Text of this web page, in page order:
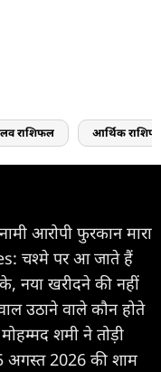
लव राशिफल आर्थिक
आरोपी फुरकान मारा
चश्मे पर आ जाते हैं
नया खरीदने की नहीं
उठाने वाले कौन होते
शमी ने तोड़ी
अगस्त 2026 की शाम